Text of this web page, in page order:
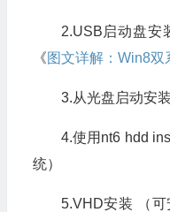
2.USB启动盘安
《图文详解：Win8双
3.从光盘启动安
4.使用nt6 hdd
统）
5.VHD安装 （